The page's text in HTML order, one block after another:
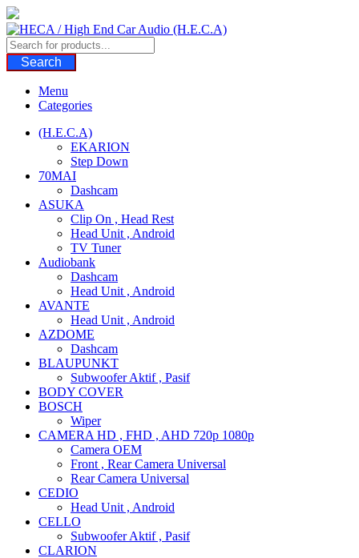
Skip
to
content
Search
Menu
Categories
(H.E.C.A)
EKARION
Step Down
70MAI
Dashcam
ASUKA
Clip On , Head Rest
Head Unit , Android
TV Tuner
Audiobank
Dashcam
Head Unit , Android
AVANTE
Head Unit , Android
AZDOME
Dashcam
BLAUPUNKT
Subwoofer Aktif , Pasif
BODY COVER
BOSCH
Wiper
CAMERA HD , FHD , AHD 720p 1080p
Camera OEM
Front , Rear Camera Universal
Rear Camera Universal
CEDIO
Head Unit , Android
CELLO
Subwoofer Aktif , Pasif
CLARION